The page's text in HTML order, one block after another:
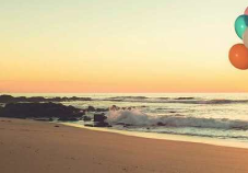
Sök kurser och
Om SV
Starta studiecirkel